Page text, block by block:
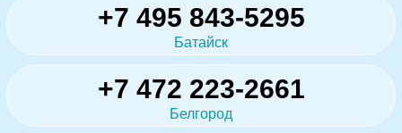
+7 495 843-5295
Батайск
+7 472 223-2661
Белгород